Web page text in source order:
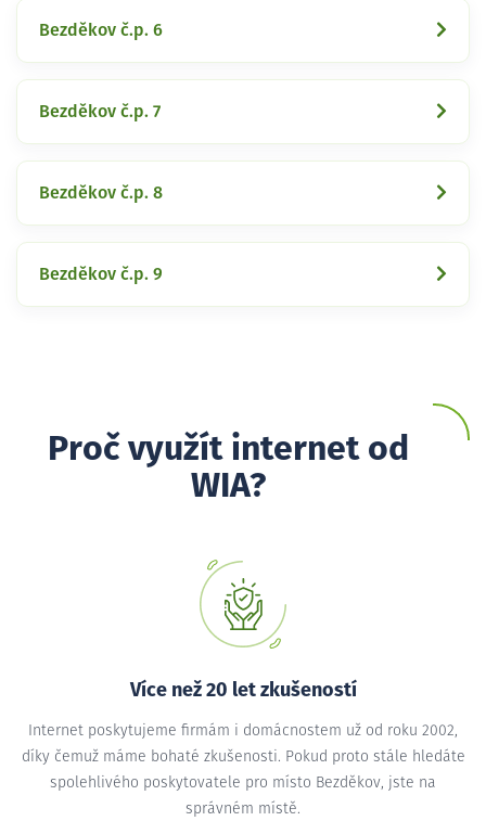
Bezděkov č.p. 6
Bezděkov č.p. 7
Bezděkov č.p. 8
Bezděkov č.p. 9
Proč využít internet od
WIA?
Více než 20 let zkušeností
Internet poskytujeme firmám i domácnostem už od roku 2002,
díky čemuž máme bohaté zkušenosti. Pokud proto stále hledáte
spolehlivého poskytovatele pro místo Bezděkov, jste na
správném místě.